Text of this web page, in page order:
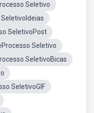
Seletivo
SeletivoPost
Seletivo
SeletivoBicas
SeletivoGIF